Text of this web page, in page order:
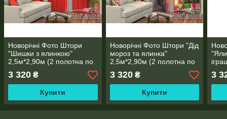
Новорічні Фото Штори
"Шишки з ялинкою"
2,5м*2,90м (2 полотна по
3 320 ₴
Купити
Новорічні Фото Штори "Дід
мороз та ялинка"
2,5м*2,90м (2 полотна по
3 320₴
Купити
3